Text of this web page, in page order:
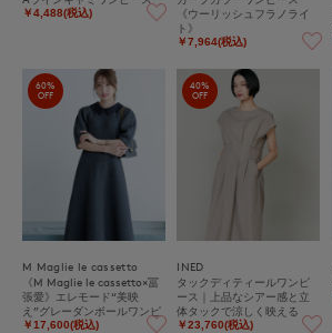
￥4,488(税込)
《ウーリッシュフラノライ
ト》
￥7,964(税込)
60%
OFF
M Maglie le cassetto
《M Maglie le cassetto×冨
張愛》エレモード“美映
え”グレーダンボールワンピ
ース
￥17,600(税込)
40%
OFF
INED
タックディティールワンピ
ース｜上品なシアー感と立
体タックで涼しく映える
￥23,760(税込)